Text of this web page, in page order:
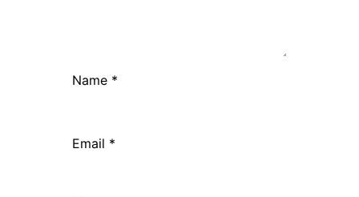
Name *
Email *